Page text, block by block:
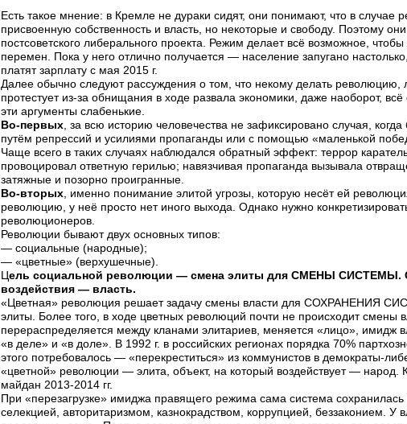
Есть такое мнение: в Кремле не дураки сидят, они понимают, что в случае
присвоенную собственность и власть, но некоторые и свободу. Поэтому
постсоветского либерального проекта. Режим делает всё возможное,
перемен. Пока у него отлично получается — население запугано
платят зарплату с мая 2015 г.
Далее обычно следуют рассуждения о том, что некому делать революцию,
протестует из-за обнищания в ходе развала экономики, даже наоборот,
эти аргументы слабенькие.
Во-первых, за всю историю человечества не зафиксировано случая,
путём репрессий и усилиями пропаганды или с помощью «маленькой
Чаще всего в таких случаях наблюдался обратный эффект: террор
провоцировал ответную герилью; навязчивая пропаганда вызывала
затяжные и позорно проигранные.
Во-вторых, именно понимание элитой угрозы, которую несёт ей
революцию, у неё просто нет иного выхода. Однако нужно
революционеров.
Революции бывают двух основных типов:
— социальные (народные);
— «цветные» (верхушечные).
Цель социальной революции — смена элиты для СМЕНЫ СИСТЕМЫ.
воздействия — власть.
«Цветная» революция решает задачу смены власти для СОХРАНЕНИЯ
элиты. Более того, в ходе цветных революций почти не происходит смены
перераспределяется между кланами элитариев, меняется «лицо», имидж
«в деле» и «в доле». В 1992 г. в российских регионах порядка 70%
этого потребовалось — «перекреститься» из коммунистов в демократы-
«цветной» революции — элита, объект, на который воздействует —
майдан 2013-2014 гг.
При «перезагрузке» имиджа правящего режима сама система
селекцией, авторитаризмом, казнокрадством, коррупцией, беззаконием. У